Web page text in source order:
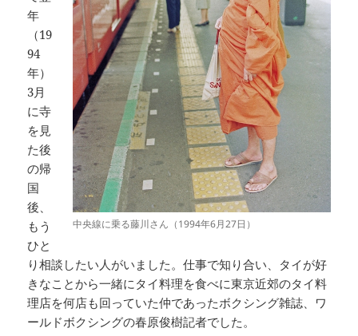
中央線に乗る藤川さん（1994年6月27日）
年
（19
94
年）
3月
に寺
を見
た後
の帰
国
後、
もう
ひと
り相談したい人がいました。仕事で知り合い、タイが好
きなことから一緒にタイ料理を食べに東京近郊のタイ料
理店を何店も回っていた仲であったボクシング雑誌、ワ
ールドボクシングの春原俊樹記者でした。